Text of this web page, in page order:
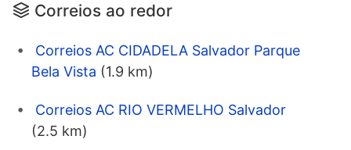
Correios ao redor
Correios AC CIDADELA Salvador Parque
Bela Vista (1.9 km)
Correios AC RIO VERMELHO Salvador
(2.5 km)